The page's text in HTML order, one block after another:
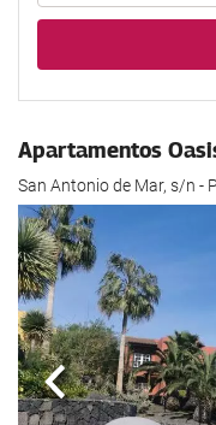
Apartamentos
San Antonio de Mar, s/n -
Anterior